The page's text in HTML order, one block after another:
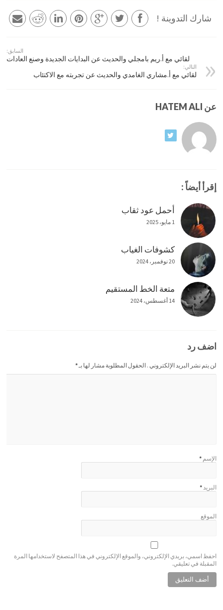
شارك التدوينة !
السابق:
لقائي مع أ.ريم بامجلي والحديث عن البدايات الجديدة وصنع العادات
التالي:
لقائي مع أ.مشاري الغامدي والحديث عن تجربته مع الاكتئاب
عن HATEM ALI
إقرأ أيضاً :
أحمل عود ثقاب
1 مايو، 2025
كشوفات الغياب
20 نوفمبر، 2024
متعة الخط المستقيم
14 أغسطس، 2024
اضف رد
لن يتم نشر البريد الإلكتروني . الحقول المطلوبة مشار لها بـ*
الإسم *
البريد*
الموقع
احفظ اسمي، بريدي الإلكتروني، والموقع الإلكتروني في هذا المتصفح لاستخدامها المرة
المقبلة في تعليقي.